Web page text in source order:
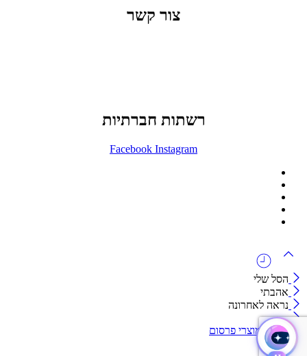
צור קשר
רשתות חברתיות
Facebook Instagram
הסל שלי
אהבתי
נראה לאחרונה
קטגוריות